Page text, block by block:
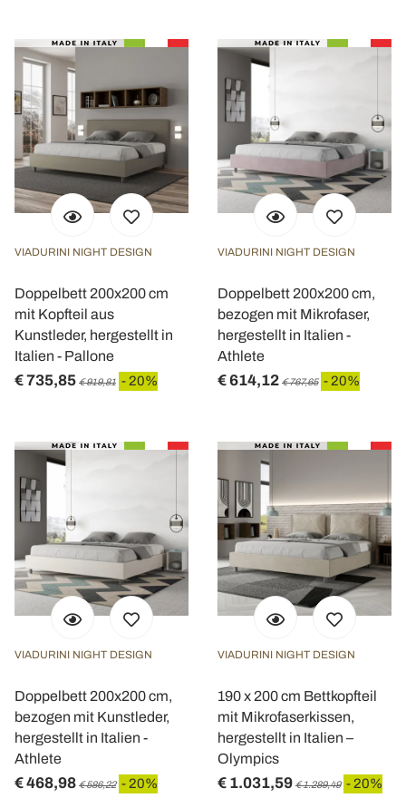
VIADURINI NIGHT DESIGN
Doppelbett 200x200 cm
mit Kopfteil aus
Kunstleder, hergestellt in
Italien - Pallone
€ 735,85 € 919,81 - 20%
VIADURINI NIGHT DESIGN
Doppelbett 200x200 cm,
bezogen mit Mikrofaser,
hergestellt in Italien -
Athlete
€ 614,12 € 767,65 - 20%
VIADURINI NIGHT DESIGN
Doppelbett 200x200 cm,
bezogen mit Kunstleder,
hergestellt in Italien -
Athlete
€ 468,98 € 586,22 - 20%
VIADURINI NIGHT DESIGN
190 x 200 cm Bettkopfteil
mit Mikrofaserkissen,
hergestellt in Italien –
Olympics
€ 1.031,59 € 1.289,49 - 20%